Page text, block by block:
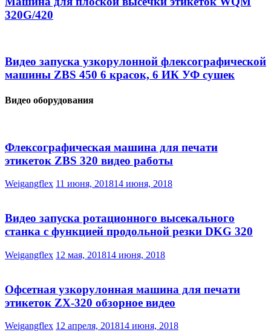
320G/420
Видео запуска узкорулонной флексографической
машины ZBS 450 6 красок, 6 ИК УФ сушек
Видео оборудования
Флексографическая машина для печати
этикеток ZBS 320 видео работы
Weigangflex 11 июня, 201814 июня, 2018
Видео запуска ротационного высекального
станка с функцией продольной резки DKG 320
Weigangflex 12 мая, 201814 июня, 2018
Офсетная узкорулонная машина для печати
этикеток ZX-320 обзорное видео
Weigangflex 12 апреля, 201814 июня, 2018